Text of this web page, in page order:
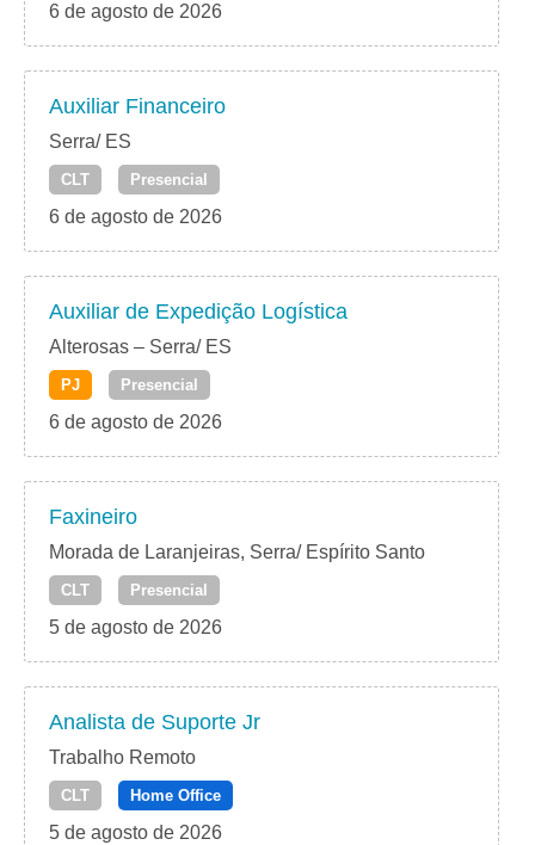
6 de agosto de 2026
Auxiliar Financeiro
Serra/ ES
CLT Presencial
6 de agosto de 2026
Auxiliar de Expedição Logística
Alterosas – Serra/ ES
PJ Presencial
6 de agosto de 2026
Faxineiro
Morada de Laranjeiras, Serra/ Espírito Santo
CLT Presencial
5 de agosto de 2026
Analista de Suporte Jr
Trabalho Remoto
CLT Home Office
5 de agosto de 2026